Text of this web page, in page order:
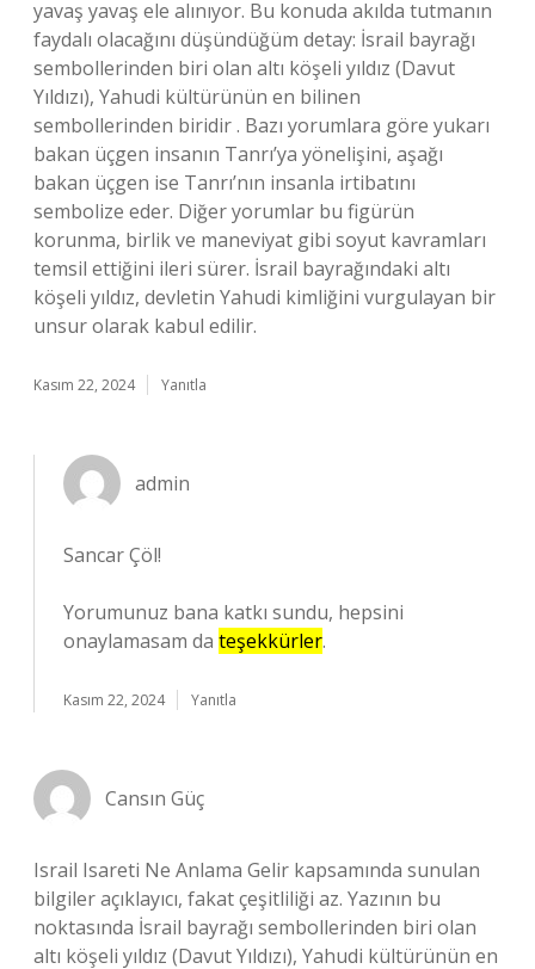
yavaş yavaş ele alınıyor. Bu konuda akılda tutmanın
faydalı olacağını düşündüğüm detay: İsrail bayrağı
sembollerinden biri olan altı köşeli yıldız (Davut
Yıldızı), Yahudi kültürünün en bilinen
sembollerinden biridir . Bazı yorumlara göre yukarı
bakan üçgen insanın Tanrı’ya yönelişini, aşağı
bakan üçgen ise Tanrı’nın insanla irtibatını
sembolize eder. Diğer yorumlar bu figürün
korunma, birlik ve maneviyat gibi soyut kavramları
temsil ettiğini ileri sürer. İsrail bayrağındaki altı
köşeli yıldız, devletin Yahudi kimliğini vurgulayan bir
unsur olarak kabul edilir.
Kasım 22, 2024 Yanıtla
admin
Sancar Çöl!
Yorumunuz bana katkı sundu, hepsini
onaylamasam da teşekkürler.
Kasım 22, 2024 Yanıtla
Cansın Güç
Israil Isareti Ne Anlama Gelir kapsamında sunulan
bilgiler açıklayıcı, fakat çeşitliliği az. Yazının bu
noktasında İsrail bayrağı sembollerinden biri olan
altı köşeli yıldız (Davut Yıldızı), Yahudi kültürünün en